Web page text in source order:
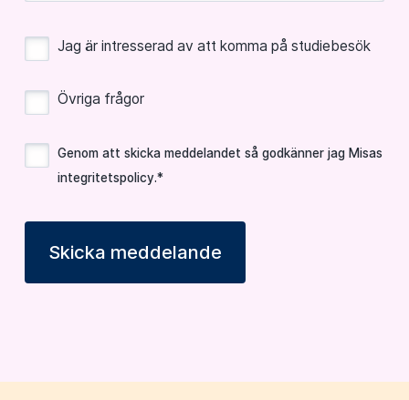
Jag är intresserad av att komma på studiebesök
Övriga frågor
Genom att skicka meddelandet så godkänner jag Misas
integritetspolicy.*
Skicka meddelande